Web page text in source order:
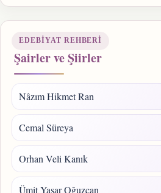
EDEBIYAT REHBERI
Şairler ve Şiirler
Nâzım Hikmet Ran
Cemal Süreya
Orhan Veli Kanık
Ümit Yaşar Oğuzcan